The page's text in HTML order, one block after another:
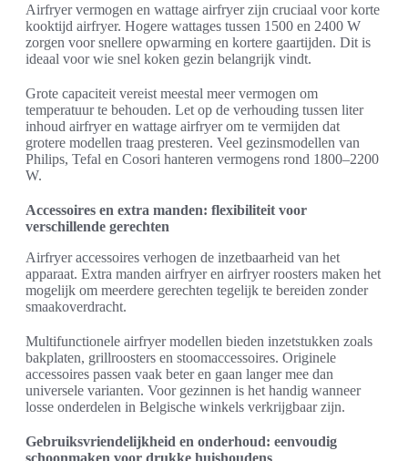
Airfryer vermogen en wattage airfryer zijn cruciaal voor korte
kooktijd airfryer. Hogere wattages tussen 1500 en 2400 W
zorgen voor snellere opwarming en kortere gaartijden. Dit is
ideaal voor wie snel koken gezin belangrijk vindt.
Grote capaciteit vereist meestal meer vermogen om
temperatuur te behouden. Let op de verhouding tussen liter
inhoud airfryer en wattage airfryer om te vermijden dat
grotere modellen traag presteren. Veel gezinsmodellen van
Philips, Tefal en Cosori hanteren vermogens rond 1800–2200
W.
Accessoires en extra manden: flexibiliteit voor
verschillende gerechten
Airfryer accessoires verhogen de inzetbaarheid van het
apparaat. Extra manden airfryer en airfryer roosters maken het
mogelijk om meerdere gerechten tegelijk te bereiden zonder
smaakoverdracht.
Multifunctionele airfryer modellen bieden inzetstukken zoals
bakplaten, grillroosters en stoomaccessoires. Originele
accessoires passen vaak beter en gaan langer mee dan
universele varianten. Voor gezinnen is het handig wanneer
losse onderdelen in Belgische winkels verkrijgbaar zijn.
Gebruiksvriendelijkheid en onderhoud: eenvoudig
schoonmaken voor drukke huishoudens